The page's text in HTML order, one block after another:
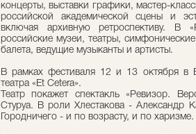
концерты, выставки графики, мастер-
российской академической сцены и
включая архивную ретроспективу. В
российские музеи, театры,
балета, ведущие музыканты и артисты.
В рамках фестиваля 12 и 13 октября в
театра «Et Cetera».
Театр покажет спектакль «Ревизор.
Стуруа. В роли Хлестакова - Александр
Городничего - и по возрасту, и по харизме.